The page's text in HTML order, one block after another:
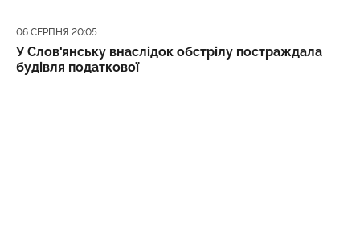
Дата публікації
06 СЕРПНЯ 20:05
У Слов'янську внаслідок обстрілу постраждала
будівля податкової